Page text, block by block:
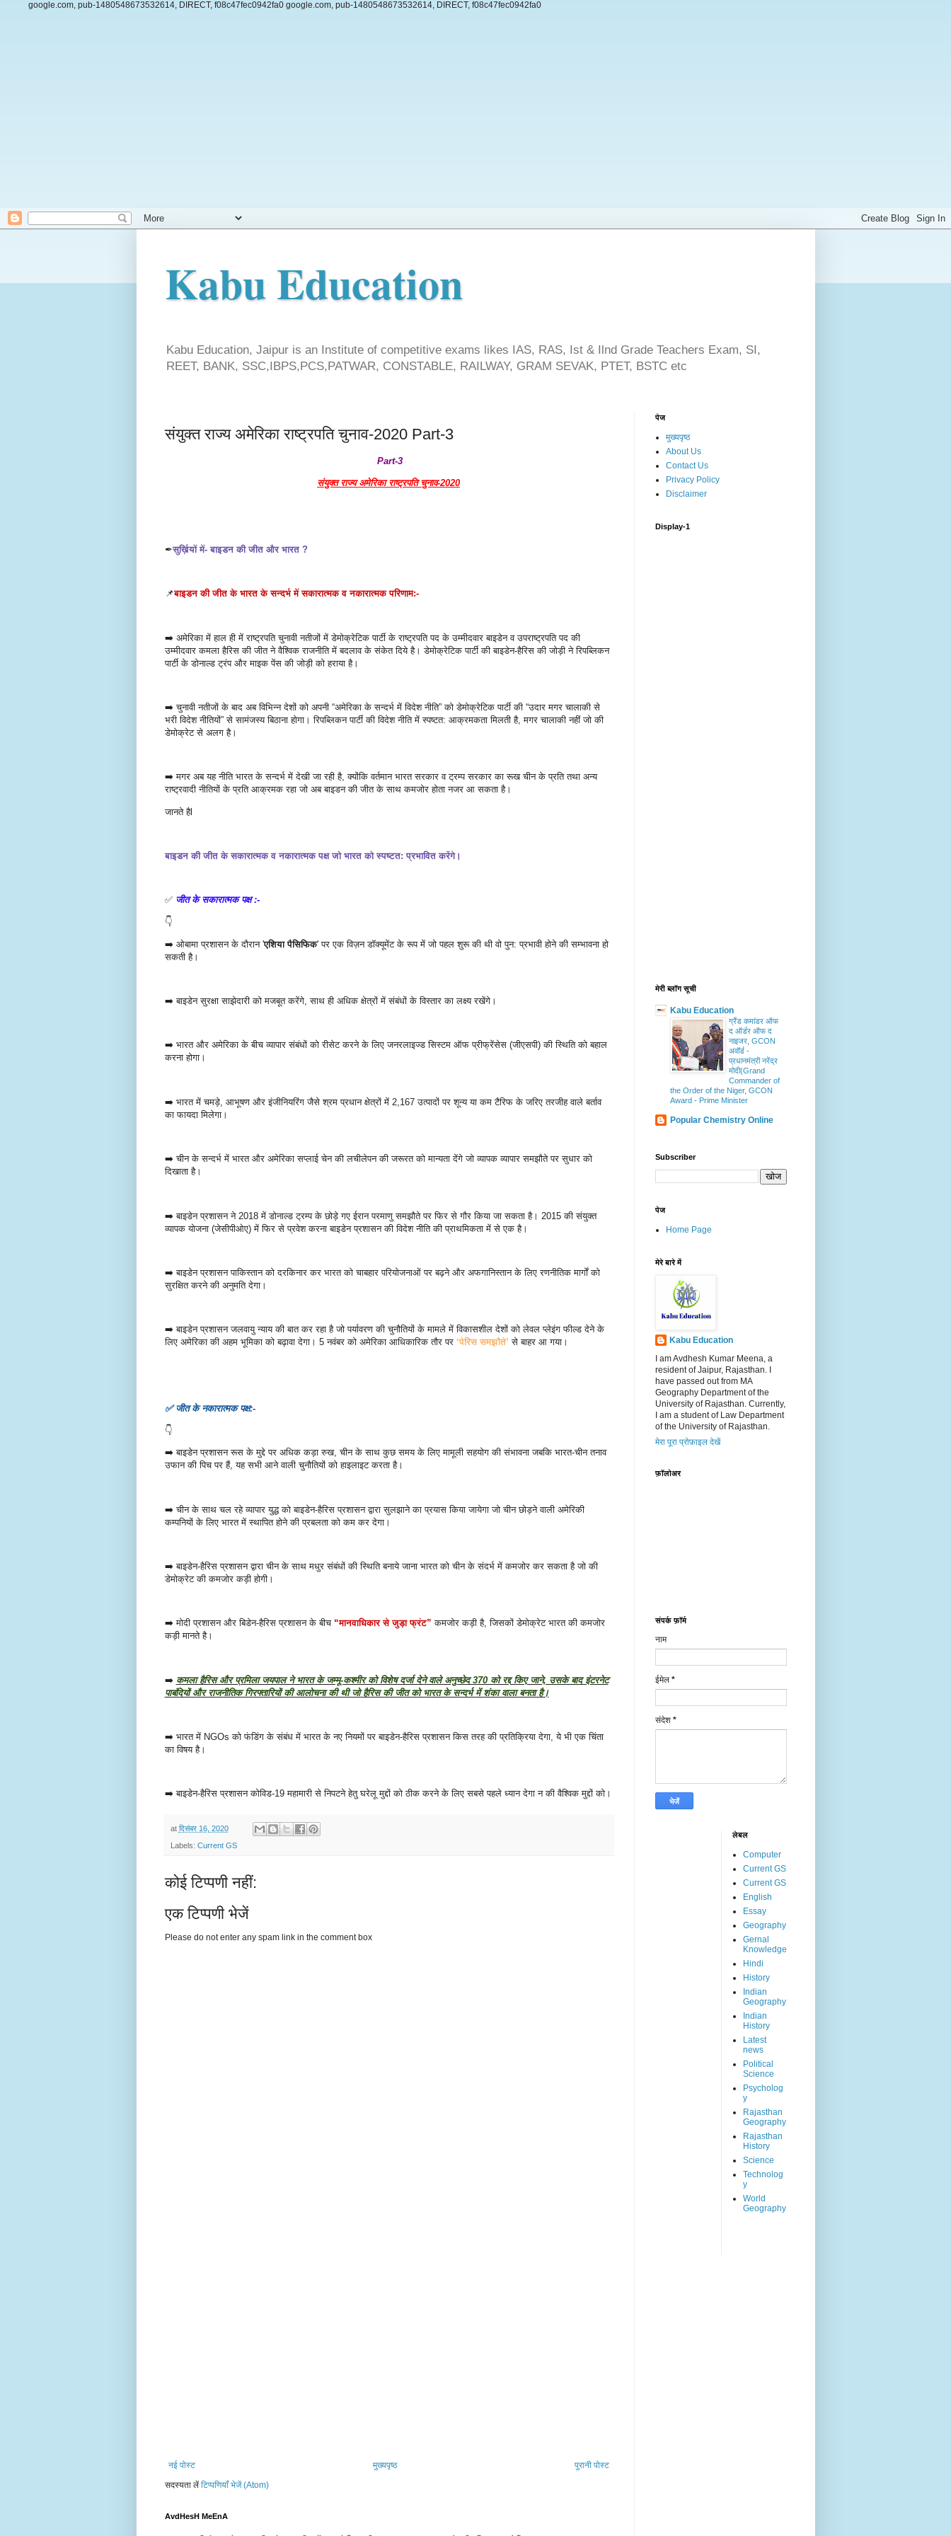
google.com, pub-1480548673532614, DIRECT, f08c47fec0942fa0 google.com, pub-1480548673532614, DIRECT, f08c47fec0942fa0
Kabu Education
Kabu Education, Jaipur is an Institute of competitive exams likes IAS, RAS, Ist & Ilnd Grade Teachers Exam, SI,
REET, BANK, SSC,IBPS,PCS,PATWAR, CONSTABLE, RAILWAY, GRAM SEVAK, PTET, BSTC etc
संयुक्त राज्य अमेरिका राष्ट्रपति चुनाव-2020 Part-3
Part-3
संयुक्त राज्य अमेरिका राष्ट्रपति चुनाव-2020
✒सुर्ख़ियों में- बाइडन की जीत और भारत ?
📌बाइडन की जीत के भारत के सन्दर्भ में सकारात्मक व नकारात्मक परिणाम:-
➡️ अमेरिका में हाल ही में राष्ट्रपति चुनावी नतीजों में डेमोक्रेटिक पार्टी के राष्ट्रपति पद के उम्मीदवार बाइडेन व उपराष्ट्रपति पद की
उम्मीदवार कमला हैरिस की जीत ने वैश्विक राजनीति में बदलाव के संकेत दिये है। डेमोक्रेटिक पार्टी की बाइडेन-हैरिस की जोड़ी ने रिपब्लिकन
पार्टी के डोनाल्ड ट्रंप और माइक पेंस की जोड़ी को हराया है।
➡️ चुनावी नतीजों के बाद अब विभिन्न देशों को अपनी “अमेरिका के सन्दर्भ में विदेश नीति” को डेमोक्रेटिक पार्टी की “उदार मगर चालाकी से
भरी विदेश नीतियों” से सामंजस्य बिठाना होगा। रिपब्लिकन पार्टी की विदेश नीति में स्पष्टत: आक्रमकता मिलती है, मगर चालाकी नहीं जो की
डेमोक्रेट से अलग है।
➡️ मगर अब यह नीति भारत के सन्दर्भ में देखी जा रही है, क्योंकि वर्तमान भारत सरकार व ट्रम्प सरकार का रूख चीन के प्रति तथा अन्य
राष्ट्रवादी नीतियों के प्रति आक्रमक रहा जो अब बाइडन की जीत के साथ कमजोर होता नजर आ सकता है।
जानते हैl
बाइडन की जीत के सकारात्मक व नकारात्मक पक्ष जो भारत को स्पष्टत: प्रभावित करेंगे।
✅ जीत के सकारात्मक पक्ष :-
👇
➡️ ओबामा प्रशासन के दौरान 'एशिया पैसिफिक' पर एक विज़न डॉक्यूमेंट के रूप में जो पहल शुरू की थी वो पुन: प्रभावी होने की सम्भावना हो
सकती है।
➡️ बाइडेन सुरक्षा साझेदारी को मजबूत करेंगे, साथ ही अधिक क्षेत्रों में संबंधों के विस्तार का लक्ष्य रखेंगे।
➡️ भारत और अमेरिका के बीच व्यापार संबंधों को रीसेट करने के लिए जनरलाइज्ड सिस्टम ऑफ प्रीफ्रेंसेस (जीएसपी) की स्थिति को बहाल
करना होगा।
➡️ भारत में चमड़े, आभूषण और इंजीनियरिंग जैसे श्रम प्रधान क्षेत्रों में 2,167 उत्पादों पर शून्य या कम टैरिफ के जरिए तरजीह वाले बर्ताव
का फायदा मिलेगा।
➡️ चीन के सन्दर्भ में भारत और अमेरिका सप्लाई चेन की लचीलेपन की जरूरत को मान्यता देंगे जो व्यापक व्यापार समझौते पर सुधार को
दिखाता है।
➡️ बाइडेन प्रशासन ने 2018 में डोनाल्ड ट्रम्प के छोड़े गए ईरान परमाणु समझौते पर फिर से गौर किया जा सकता है। 2015 की संयुक्त
व्यापक योजना (जेसीपीओए) में फिर से प्रवेश करना बाइडेन प्रशासन की विदेश नीति की प्राथमिकता में से एक है।
➡️ बाइडेन प्रशासन पाकिस्तान को दरकिनार कर भारत को चाबहार परियोजनाओं पर बढ़ने और अफगानिस्तान के लिए रणनीतिक मार्गों को
सुरक्षित करने की अनुमति देगा।
➡️ बाइडेन प्रशासन जलवायु न्याय की बात कर रहा है जो पर्यावरण की चुनौतियों के मामले में विकासशील देशों को लेवल प्लेइंग फील्ड देने के
लिए अमेरिका की अहम भूमिका को बढ़ावा देगा। 5 नवंबर को अमेरिका आधिकारिक तौर पर ‘पेरिस समझौते’से बाहर आ गया।
✅ जीत के नकारात्मक पक्ष:-
👇
➡️ बाइडेन प्रशासन रूस के मुद्दे पर अधिक कड़ा रुख, चीन के साथ कुछ समय के लिए मामूली सहयोग की संभावना जबकि भारत-चीन तनाव
उफान की पिच पर हैं, यह सभी आने वाली चुनौतियों को हाइलाइट करता है।
➡️ चीन के साथ चल रहे व्यापार युद्ध को बाइडेन-हैरिस प्रशासन द्वारा सुलझाने का प्रयास किया जायेगा जो चीन छोड़ने वाली अमेरिकी
कम्पनियों के लिए भारत में स्थापित होने की प्रबलता को कम कर देगा।
➡️ बाइडेन-हैरिस प्रशासन द्वारा चीन के साथ मधुर संबंधों की स्थिति बनाये जाना भारत को चीन के संदर्भ में कमजोर कर सकता है जो की
डेमोक्रेट की कमजोर कड़ी होगी।
➡️ मोदी प्रशासन और बिडेन-हैरिस प्रशासन के बीच “मानवाधिकार से जुड़ा फ्रंट”कमजोर कड़ी है, जिसकों डेमोक्रेट भारत की कमजोर
कड़ी मानते है।
➡️ कमला हैरिस और प्रमिला जयपाल ने भारत के जम्मू-कश्मीर को विशेष दर्जा देने वाले अनुच्छेद 370 को रद्द किए जाने, उसके बाद इंटरनेट
पाबंदियों और राजनीतिक गिरफ्तारियों की आलोचना की थी जो हैरिस की जीत को भारत के सन्दर्भ में शंका वाला बनता है।
➡️ भारत में NGOs को फंडिंग के संबंध में भारत के नए नियमों पर बाइडेन-हैरिस प्रशासन किस तरह की प्रतिक्रिया देगा, ये भी एक चिंता
का विषय है।
➡️ बाइडेन-हैरिस प्रशासन कोविड-19 महामारी से निपटने हेतु घरेलू मुद्दों को ठीक करने के लिए सबसे पहले ध्यान देगा न की वैश्विक मुद्दों को।
at दिसंबर 16, 2020
Labels: Current GS
कोई टिप्पणी नहीं:
एक टिप्पणी भेजें
Please do not enter any spam link in the comment box
नई पोस्ट पुरानी पोस्ट
मुख्यपृष्ठ
सदस्यता लें टिप्पणियाँ भेजें (Atom)
AvdHesH MeEnA
पेज
मुख्यपृष्ठ
About Us
Contact Us
Privacy Policy
Disclaimer
Display-1
मेरी ब्लॉग सूची
Kabu Education
ग्रैंड कमांडर ऑफ
द ऑर्डर ऑफ द
नाइजर, GCON
अवॉर्ड -
प्रधानमंत्री नरेंद्र
मोदी(Grand
Commander of
the Order of the Niger, GCON
Award - Prime Minister
Popular Chemistry Online
Subscriber
पेज
Home Page
मेरे बारे में
Kabu Education
I am Avdhesh Kumar Meena, a
resident of Jaipur, Rajasthan. I
have passed out from MA
Geography Department of the
University of Rajasthan. Currently,
I am a student of Law Department
of the University of Rajasthan.
मेरा पूरा प्रोफ़ाइल देखें
फ़ॉलोअर
संपर्क फ़ॉर्म
नाम
ईमेल *
संदेश *
लेबल
Computer
Current GS
Current GS
English
Essay
Geography
Gernal
Knowledge
Hindi
History
Indian
Geography
Indian
History
Latest
news
Political
Science
Psycholog
y
Rajasthan
Geography
Rajasthan
History
Science
Technolog
y
World
Geography